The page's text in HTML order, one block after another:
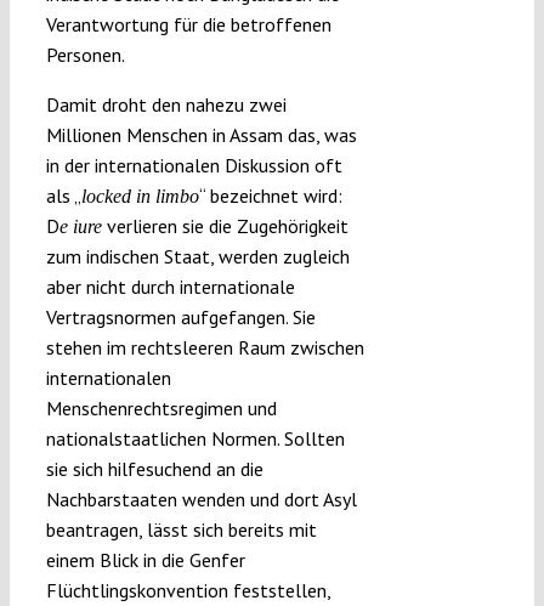
Verantwortung für die betroffenen
Personen.
Damit droht den nahezu zwei
Millionen Menschen in Assam das, was
in der internationalen Diskussion oft
als „
locked in limbo“ bezeichnet wird:
De iureverlieren sie die Zugehörigkeit
zum indischen Staat, werden zugleich
aber nicht durch internationale
Vertragsnormen aufgefangen. Sie
stehen im rechtsleeren Raum zwischen
internationalen
Menschenrechtsregimen und
nationalstaatlichen Normen. Sollten
sie sich hilfesuchend an die
Nachbarstaaten wenden und dort Asyl
beantragen, lässt sich bereits mit
einem Blick in die Genfer
Flüchtlingskonvention feststellen,